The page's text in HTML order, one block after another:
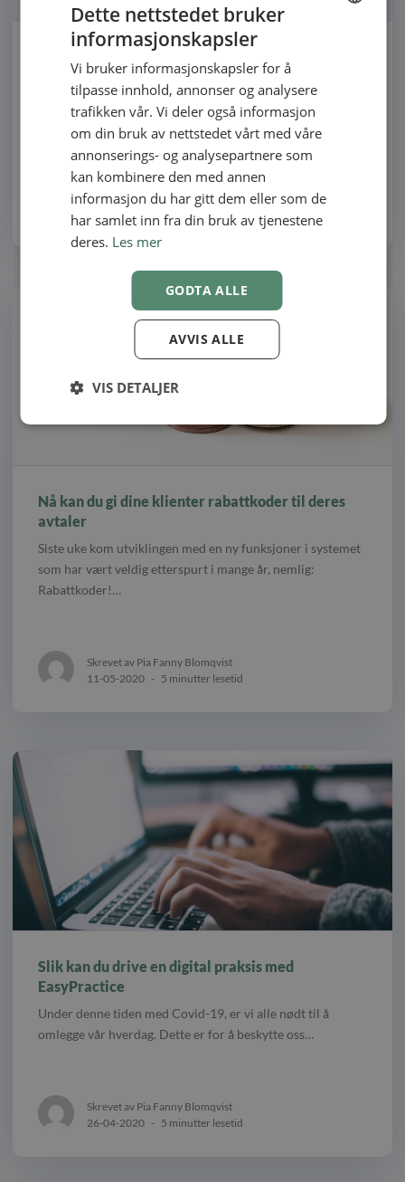
Hold et øye med omsetningen din i EasyPractice
Hos EasyPractice ønsker vi at du skal kunne samle hele din
forretningsadministrasjon i vårt system, og dette
innebærer eksempelvis at…
Skrevet av Pia Fanny Blomqvist
10-06-2020
5 minutter lesetid
Nå kan du gi dine klienter rabattkoder til deres
avtaler
Siste uke kom utviklingen med en ny funksjoner i systemet
som har vært veldig etterspurt i mange år, nemlig:
Rabattkoder!…
Skrevet av Pia Fanny Blomqvist
11-05-2020 - 5 minutter lesetid
Slik kan du drive en digital praksis med
EasyPractice
Under denne tiden med Covid-19, er vi alle nødt til å
omlegge vår hverdag. Dette er for å beskytte oss…
Skrevet av Pia Fanny Blomqvist
26-04-2020 - 5 minutter lesetid
SWEDISH
Dette nettstedet bruker
informasjonskapsler
Vi bruker informasjonskapsler for å
tilpasse innhold, annonser og analysere
trafikken vår. Vi deler også informasjon
om din bruk av nettstedet vårt med våre
annonserings- og analysepartnere som
kan kombinere den med annen
informasjon du har gitt dem eller som de
har samlet inn fra din bruk av tjenestene
deres. Les mer
GODTA ALLE
AVVIS ALLE
VIS DETALJER